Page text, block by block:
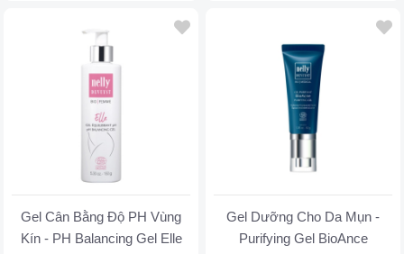
Gel Cân Bằng Độ PH Vùng
Kín - PH Balancing Gel Elle
Gel Dưỡng Cho Da Mụn -
Purifying Gel BioAnce